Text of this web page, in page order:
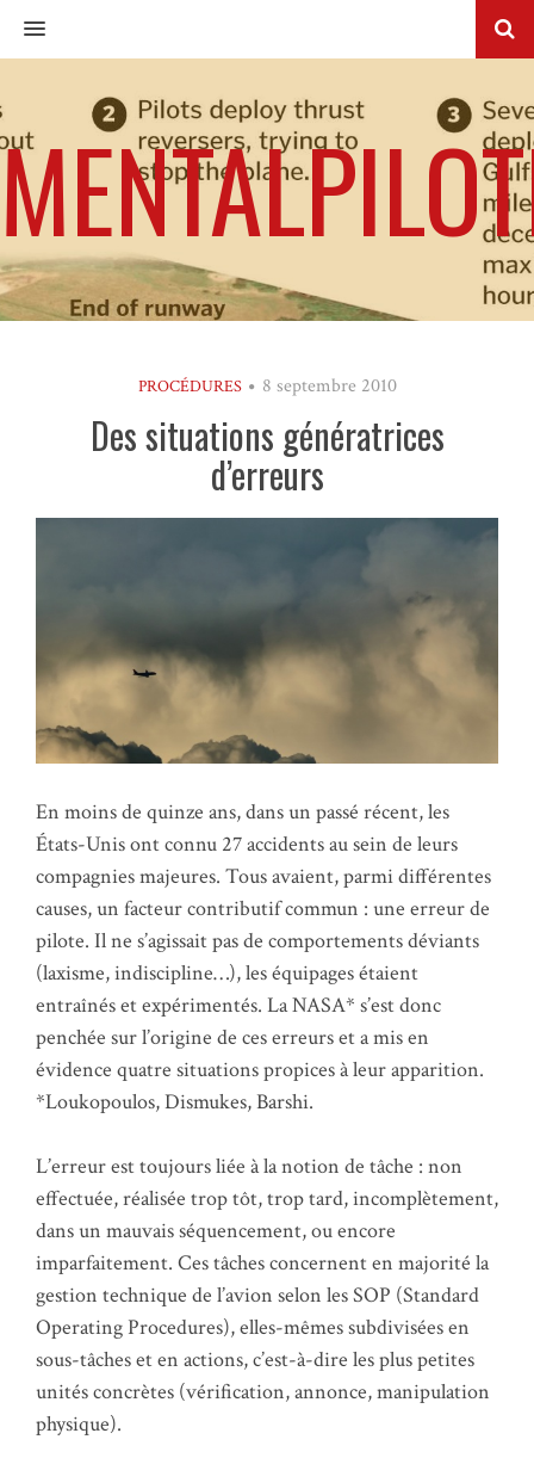
MENU
PROCÉDURES 8 septembre 2010
Des situations génératrices
d’erreurs
En moins de quinze ans, dans un passé récent, les
États-Unis ont connu 27 accidents au sein de leurs
compagnies majeures. Tous avaient, parmi différentes
causes, un facteur contributif commun : une erreur de
pilote. Il ne s’agissait pas de comportements déviants
(laxisme, indiscipline…), les équipages étaient
entraînés et expérimentés. La NASA* s’est donc
penchée sur l’origine de ces erreurs et a mis en
évidence quatre situations propices à leur apparition.
*Loukopoulos, Dismukes, Barshi.
L’erreur est toujours liée à la notion de tâche : non
effectuée, réalisée trop tôt, trop tard, incomplètement,
dans un mauvais séquencement, ou encore
imparfaitement. Ces tâches concernent en majorité la
gestion technique de l’avion selon les SOP (Standard
Operating Procedures), elles-mêmes subdivisées en
sous-tâches et en actions, c’est-à-dire les plus petites
unités concrètes (vérification, annonce, manipulation
physique).